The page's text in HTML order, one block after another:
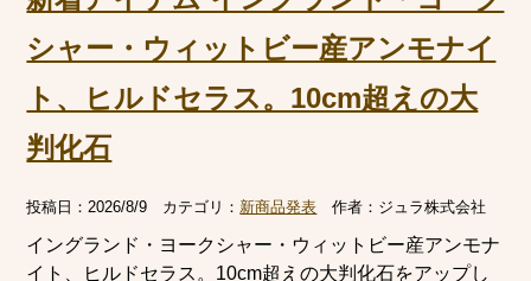
シャー・ウィットビー産アンモナイ
ト、ヒルドセラス。10cm超えの大
判化石
投稿日：2026/8/9 カテゴリ： 新商品発表 作者： ジュラ株式会社
イングランド・ヨークシャー・ウィットビー産アンモナ
イト、ヒルドセラス。10cm超えの大判化石をアップし